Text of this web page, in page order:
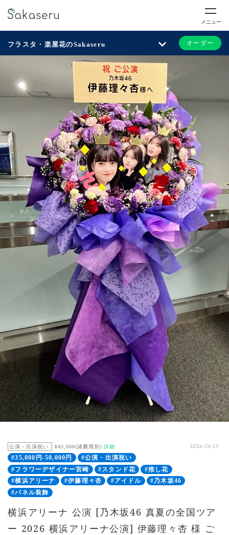
メニュー
フラスタ・楽屋花のSakaseru オーダー
公演・出演祝い ¥45,000(諸費用別) 詳細 2026.06.23
#35,000円-50,000円
#公演・出演祝い
#フラワーデザイナー宮崎
#スタンド花
#推し花
#横浜アリーナ
#伊藤理々杏 #アイドル
#乃木坂46
#パネル装飾
横浜アリーナ 公演 [乃木坂46 真夏の全国ツア
ー 2026 横浜アリーナ公演] 伊藤理々杏 様 ご